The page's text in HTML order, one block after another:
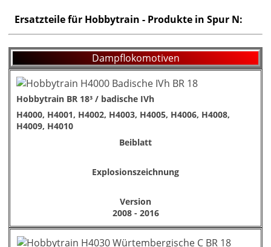
Ersatzteile für Hobbytrain - Produkte in Spur N:
Dampflokomotiven
Hobbytrain BR 18³ / badische IVh
H4000, H4001, H4002, H4003, H4005, H4006, H4008,
H4009, H4010
Beiblatt
Explosionszeichnung
Version
2008 - 2016